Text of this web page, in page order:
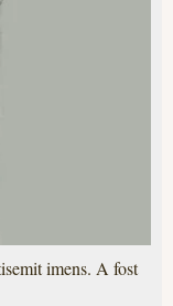
imens. A fost